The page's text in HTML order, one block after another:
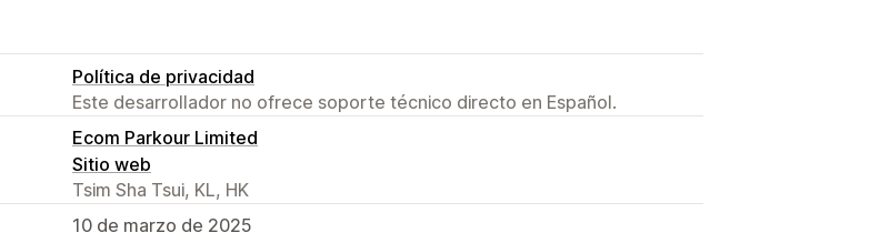
Política de privacidad
Este desarrollador no ofrece soporte técnico directo en Español.
Ecom Parkour Limited
Sitio web
Tsim Sha Tsui, KL, HK
10 de marzo de 2025